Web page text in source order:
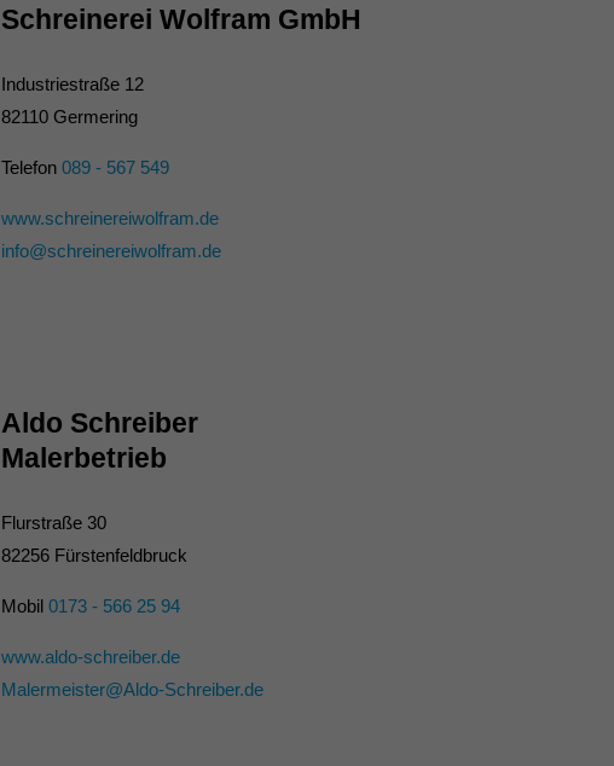
Schreinerei Wolfram GmbH
Industriestraße 12
82110 Germering
Telefon 089 - 567 549
www.schreinereiwolfram.de
info@schreinereiwolfram.de
Aldo Schreiber
Malerbetrieb
Flurstraße 30
82256 Fürstenfeldbruck
Mobil 0173 - 566 25 94
www.aldo-schreiber.de
Malermeister@Aldo-Schreiber.de